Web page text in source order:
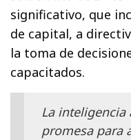
significativo, que
de capital, a
la toma de
capacitados.
La
promesa para